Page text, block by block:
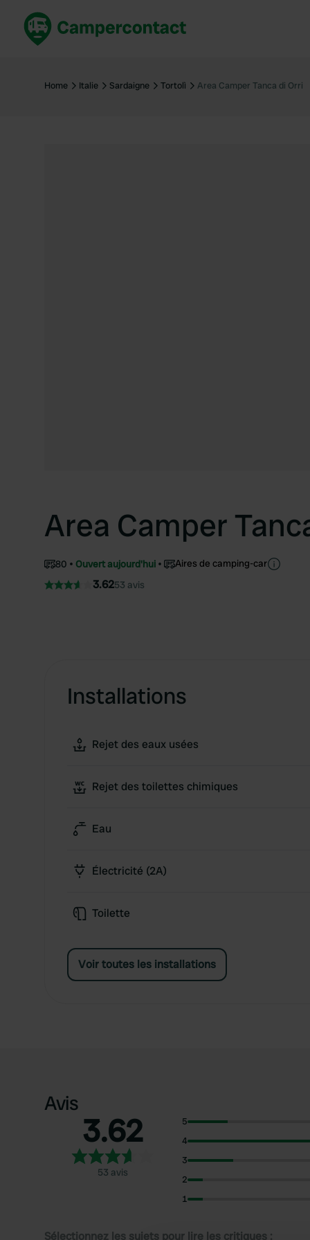
France
France
Home Italie Sardaigne Tortolì Area Camper Tanca di Orri
Area Camper
80 Ouvert aujourd'hui Aires de camping-car
3.6253 avis
Installations
Rejet des eaux usées
Rejet des toilettes chimiques
Eau
Électricité (2A)
Toilette
Voir toutes les installations
Avis
3.62
53 avis
5
4
3
2
1
Sélectionnez les sujets pour lire les critiques :